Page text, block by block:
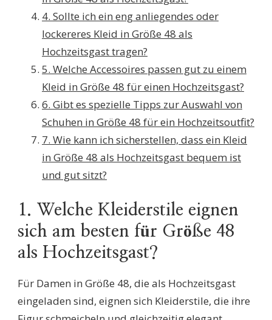
4. Sollte ich ein eng anliegendes oder
lockereres Kleid in Größe 48 als
Hochzeitsgast tragen?
5. Welche Accessoires passen gut zu einem
Kleid in Größe 48 für einen Hochzeitsgast?
6. Gibt es spezielle Tipps zur Auswahl von
Schuhen in Größe 48 für ein Hochzeitsoutfit?
7. Wie kann ich sicherstellen, dass ein Kleid
in Größe 48 als Hochzeitsgast bequem ist
und gut sitzt?
1. Welche Kleiderstile eignen
sich am besten für Größe 48
als Hochzeitsgast?
Für Damen in Größe 48, die als Hochzeitsgast
eingeladen sind, eignen sich Kleiderstile, die ihre